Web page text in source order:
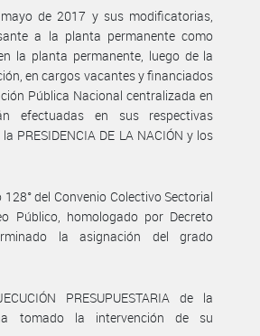
de 2017 y sus modificatorias,
a la planta permanente como
la planta permanente, luego de la
en cargos vacantes y financiados
Pública Nacional centralizada en
efectuadas en sus respectivas
PRESIDENCIA DE LA NACIÓN y los
del Convenio Colectivo Sectorial
Público, homologado por Decreto
la asignación del grado
PRESUPUESTARIA de la
ha tomado la intervención de su